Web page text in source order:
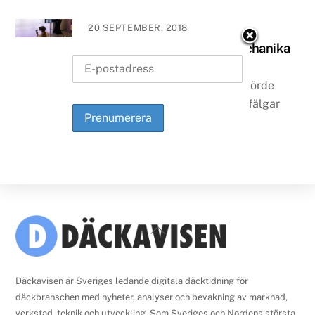
20 SEPTEMBER, 2018
Bilder: blandat från Automechanika
2018
Lite blandade bilder som inte hörde
hemma varken gällande däck, fälgar
eller verkstadsutrustning.
Back
To
Däckavisen är Sveriges ledande digitala däcktidning för
däckbranschen med nyheter, analyser och bevakning av marknad,